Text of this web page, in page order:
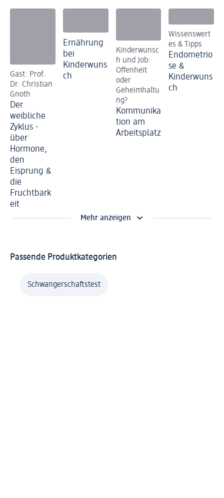
Gast: Prof.
Dr. Christian
Gnoth
Der
weibliche
Zyklus -
über
Hormone,
den
Eisprung &
die
Fruchtbark
eit
Ernährung
bei
Kinderwuns
ch
Kinderwunsc
h und Job:
Offenheit
oder
Geheimhaltu
ng?
Kommunika
tion am
Arbeitsplatz
Wissenswert
es & Tipps
Endometrio
se &
Kinderwuns
ch
Mehr anzeigen
Passende Produktkategorien
Schwangerschaftstest